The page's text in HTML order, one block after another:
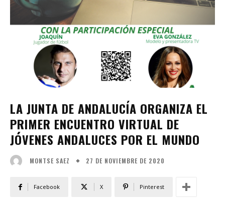
LA JUNTA DE ANDALUCÍA ORGANIZA EL
PRIMER ENCUENTRO VIRTUAL DE
JÓVENES ANDALUCES POR EL MUNDO
MONTSE SAEZ 27 DE NOVIEMBRE DE 2020
Facebook X Pinterest